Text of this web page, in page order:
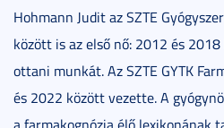
Hohmann Judit az SZTE
között is az első nő: 2012 és
ottani munkát. Az SZTE GYTK
és 2022 között vezette. A